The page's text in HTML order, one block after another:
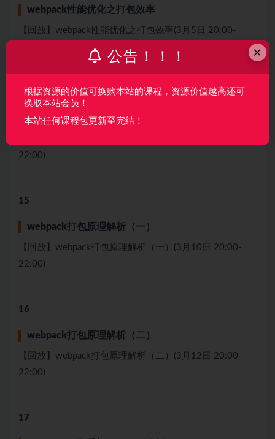
webpack性能优化之打包效率
【回放】webpack性能优化之打包效率(3月5日 20:00-
14
webpack性能优化之treeshaking
22:00)
15
webpack打包原理解析（⼀）
【回放】webpack打包原理解析（⼀）(3月10日 20:00-
22:00)
16
webpack打包原理解析（⼆）
【回放】webpack打包原理解析（⼆）(3月12日 20:00-
22:00)
17
×
公告！！！
根据资源的价值可换购本站的课程，资源价值越高还可
换取本站会员！
本站任何课程包更新至完结！